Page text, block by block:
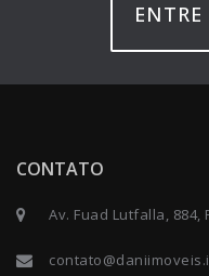
CONTATO
Av. Fuad Lutfalla, 884,